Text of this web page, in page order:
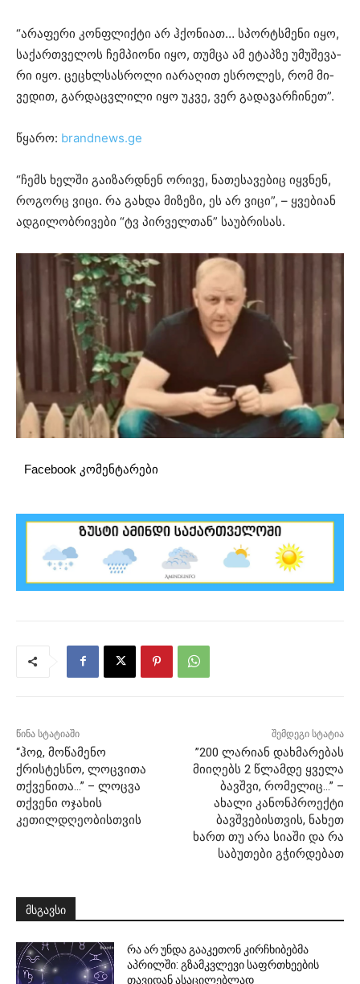
“არა­ფე­რი კონ­ფლიქ­ტი არ ჰქო­ნი­ათ… სპორ­ტსმე­ნი იყო,
სა­ქარ­თვე­ლოს ჩემ­პი­ო­ნი იყო, თუმ­ცა ამ ეტაპ­ზე უმუ­შე­ვა­
რი იყო. ცე­ცხლსას­რო­ლი ია­რა­ღით ეს­რო­ლეს, რომ მი­
ვე­დით, გარ­დაც­ვლი­ლი იყო უკვე, ვერ გა­და­ვარ­ჩი­ნეთ”.
წყარო: brandnews.ge
“ჩემს ხელ­ში გა­ი­ზარ­დნენ ორი­ვე, ნა­თე­სა­ვე­ბიც იყ­ვნენ,
რო­გორც ვიცი. რა გახ­და მი­ზე­ზი, ეს არ ვიცი”, – ყვე­ბი­ან
ად­გი­ლობ­რი­ვე­ბი “ტვ პირ­ველ­თან” სა­უბ­რი­სას.
Facebook კომენტარები
წინა სტატიაში
“ჰოჲ, მოწამენო
ქრისტესნო, ლოცვითა
თქვენითა…” – ლოცვა
თქვენი ოჯახის
კეთილდღეობისთვის
შემდეგი სტატია
”200 ლარიან დახმარებას
მიიღებს 2 წლამდე ყველა
ბავშვი, რომელიც…” –
ახალი კანონპროექტი
ბავშვებისთვის, ნახეთ
ხართ თუ არა სიაში და რა
საბუთები გჭირდებათ
მსგავსი
რა არ უნდა გააკეთონ კირჩხიბებმა
აპრილში: გზამკვლევი საფრთხეების
თავიდან ასაცილებლად